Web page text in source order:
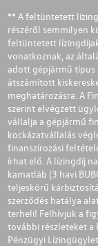
** A feltüntetett
részéről semmilyen
feltüntetett
vonatkoznak, az
adott gépjármű
átszámított
meghatározásra. A
szerint elvégzett
vállalja a gépjármű
kockázatvállalás
finanszírozási
írhat elő. A lízingdíj
kamatláb (3 havi
teljeskörű
szerződés hatálya
terheli! Felhívjuk a
további részleteket a
Pénzügyi